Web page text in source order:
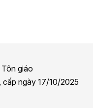
giáo
ngày 17/10/2025